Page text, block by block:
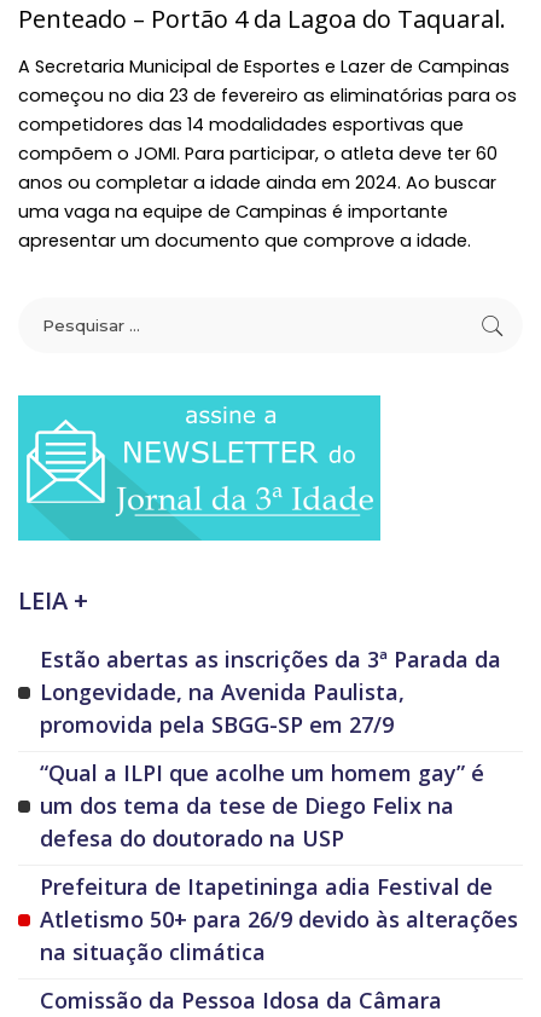
Penteado – Portão 4 da Lagoa do Taquaral.
A Secretaria Municipal de Esportes e Lazer de Campinas
começou no dia 23 de fevereiro as eliminatórias para os
competidores das 14 modalidades esportivas que
compõem o JOMI. Para participar, o atleta deve ter 60
anos ou completar a idade ainda em 2024. Ao buscar
uma vaga na equipe de Campinas é importante
apresentar um documento que comprove a idade.
LEIA +
Estão abertas as inscrições da 3ª Parada da
Longevidade, na Avenida Paulista,
promovida pela SBGG-SP em 27/9
“Qual a ILPI que acolhe um homem gay” é
um dos tema da tese de Diego Felix na
defesa do doutorado na USP
Prefeitura de Itapetininga adia Festival de
Atletismo 50+ para 26/9 devido às alterações
na situação climática
Comissão da Pessoa Idosa da Câmara